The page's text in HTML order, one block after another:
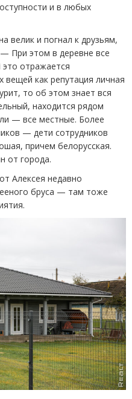
и в любых
велик и погнал к друзьям,
При этом в деревне все
это отражается
вещей как репутация личная
то об этом знает вся
находится рядом
— все местные. Более
— дети сотрудников
причем белорусская.
от города.
Алексея недавно
бруса — там тоже